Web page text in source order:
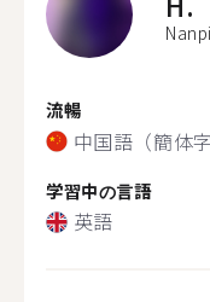
流暢
中国語（簡体
学習中の言語
英語